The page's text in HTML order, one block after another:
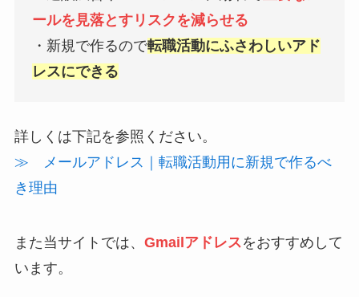
ールを見落とすリスクを減らせる
・新規で作るので転職活動にふさわしいアド
レスにできる
詳しくは下記を参照ください。
≫ メールアドレス｜転職活動用に新規で作るべ
き理由
また当サイトでは、 Gmailアドレス をおすすめして
います。